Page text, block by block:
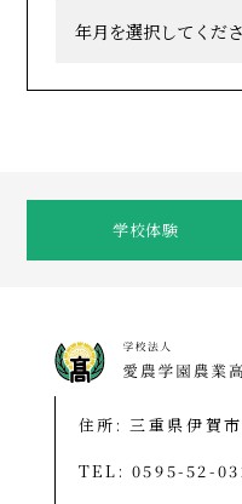
学校体験
住所: 三重県伊賀
TEL: 0595-52-